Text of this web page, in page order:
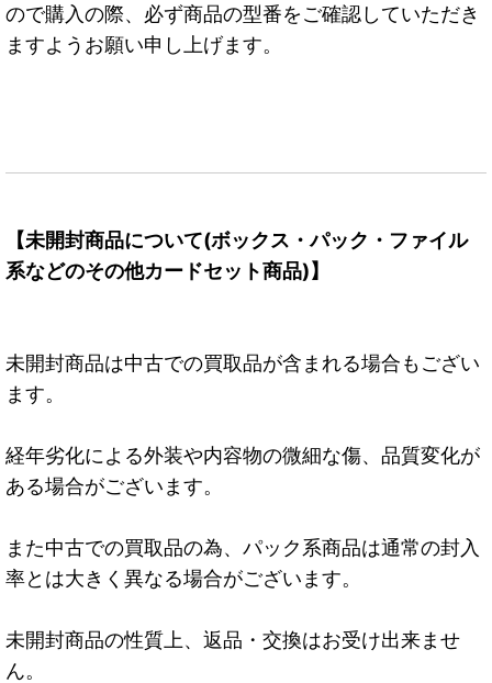
ので購入の際、必ず商品の型番をご確認していただき
ますようお願い申し上げます。
【未開封商品について(ボックス・パック・ファイル
系などのその他カードセット商品)】
未開封商品は中古での買取品が含まれる場合もござい
ます。
経年劣化による外装や内容物の微細な傷、品質変化が
ある場合がございます。
また中古での買取品の為、パック系商品は通常の封入
率とは大きく異なる場合がございます。
未開封商品の性質上、返品・交換はお受け出来ませ
ん。